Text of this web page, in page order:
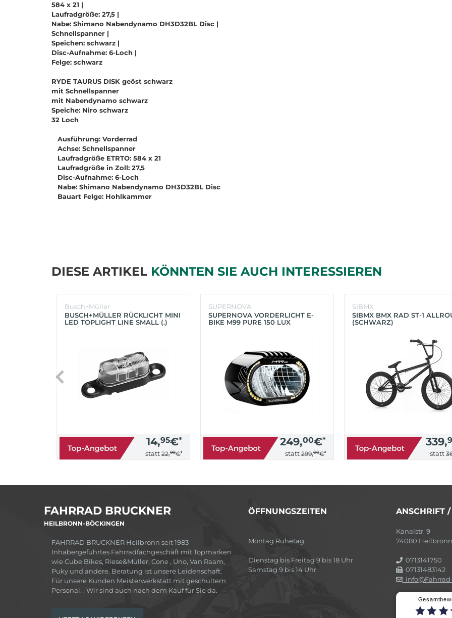
584 x 21 |
Laufradgröße: 27,5 |
Nabe: Shimano Nabendynamo DH3D32BL Disc |
Schnellspanner |
Speichen: schwarz |
Disc-Aufnahme: 6-Loch |
Felge: schwarz
RYDE TAURUS DISK geöst schwarz
mit Schnellspanner
mit Nabendynamo schwarz
Speiche: Niro schwarz
32 Loch
Ausführung: Vorderrad
Achse: Schnellspanner
Laufradgröße ETRTO: 584 x 21
Laufradgröße in Zoll: 27,5
Disc-Aufnahme: 6-Loch
Nabe: Shimano Nabendynamo DH3D32BL Disc
Bauart Felge: Hohlkammer
DIESE ARTIKEL KÖNNTEN SIE AUCH INTERESSIEREN
Busch+Müller
BUSCH+MÜLLER RÜCKLICHT MINI
LED TOPLIGHT LINE SMALL (.)
14,95€*
statt 22,90€*
SUPERNOVA
SUPERNOVA VORDERLICHT E-
BIKE M99 PURE 150 LUX
249,00€*
statt 299,00€*
SIBMX
SIBMX BMX RAD ST-1
(SCHWARZ)
339,
statt
FAHRRAD BRUCKNER
HEILBRONN-BÖCKINGEN
FAHRRAD BRUCKNER Heilbronn seit 1983
Inhabergeführtes Fahrradfachgeschäft mit Topmarken
wie Cube Bikes, Riese&Müller, Cone , Uno, Van Raam,
Puky und andere. Beratung ist unsere Leidenschaft.
Für unsere Kunden Meisterwerkstatt mit geschultem
Personal. . Wir sind auch nach dem Kauf für Sie da.
ÖFFNUNGSZEITEN
Montag Ruhetag
Dienstag bis Freitag 9 bis 18 Uhr
Samstag 9 bis 14 Uhr
ANSCHRIFT
Kanalstr. 9
74080 Heilbronn
0713141750
07131483142